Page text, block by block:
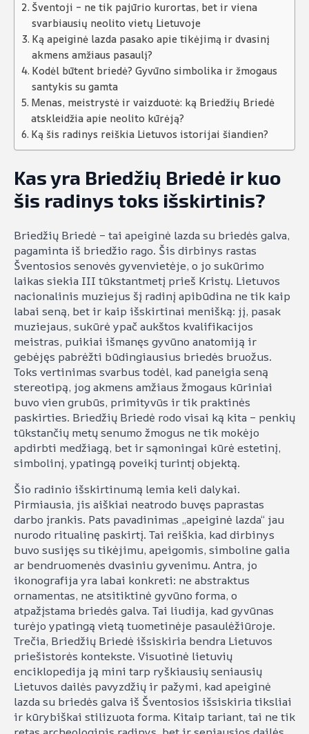
Šventoji – ne tik pajūrio kurortas, bet ir viena
svarbiausių neolito vietų Lietuvoje
Ką apeiginė lazda pasako apie tikėjimą ir dvasinį
akmens amžiaus pasaulį?
Kodėl būtent briedė? Gyvūno simbolika ir žmogaus
santykis su gamta
Menas, meistrystė ir vaizduotė: ką Briedžių Briedė
atskleidžia apie neolito kūrėją?
Ką šis radinys reiškia Lietuvos istorijai šiandien?
Kas yra Briedžių Briedė ir kuo
šis radinys toks išskirtinis?
Briedžių Briedė – tai apeiginė lazda su briedės galva,
pagaminta iš briedžio rago. Šis dirbinys rastas
Šventosios senovės gyvenvietėje, o jo sukūrimo
laikas siekia III tūkstantmetį prieš Kristų. Lietuvos
nacionalinis muziejus šį radinį apibūdina ne tik kaip
labai seną, bet ir kaip išskirtinai menišką: jį, pasak
muziejaus, sukūrė ypač aukštos kvalifikacijos
meistras, puikiai išmanęs gyvūno anatomiją ir
gebėjęs pabrėžti būdingiausius briedės bruožus.
Toks vertinimas svarbus todėl, kad paneigia seną
stereotipą, jog akmens amžiaus žmogaus kūriniai
buvo vien grubūs, primityvūs ir tik praktinės
paskirties. Briedžių Briedė rodo visai ką kita – penkių
tūkstančių metų senumo žmogus ne tik mokėjo
apdirbti medžiagą, bet ir sąmoningai kūrė estetinį,
simbolinį, ypatingą poveikį turintį objektą.
Šio radinio išskirtinumą lemia keli dalykai.
Pirmiausia, jis aiškiai neatrodo buvęs paprastas
darbo įrankis. Pats pavadinimas „apeiginė lazda“ jau
nurodo ritualinę paskirtį. Tai reiškia, kad dirbinys
buvo susijęs su tikėjimu, apeigomis, simboline galia
ar bendruomenės dvasiniu gyvenimu. Antra, jo
ikonografija yra labai konkreti: ne abstraktus
ornamentas, ne atsitiktinė gyvūno forma, o
atpažįstama briedės galva. Tai liudija, kad gyvūnas
turėjo ypatingą vietą tuometinėje pasaulėžiūroje.
Trečia, Briedžių Briedė išsiskiria bendra Lietuvos
priešistorės kontekste. Visuotinė lietuvių
enciklopedija ją mini tarp ryškiausių seniausių
Lietuvos dailės pavyzdžių ir pažymi, kad apeiginė
lazda su briedės galva iš Šventosios išsiskiria tiksliai
ir kūrybiškai stilizuota forma. Kitaip tariant, tai ne tik